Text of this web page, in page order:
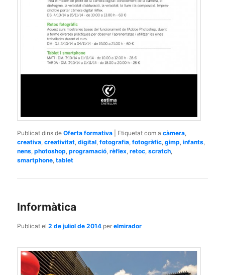
Publicat dins de Oferta formativa Etiquetat com a càmera
creativa ,creativitat ,digital ,fotografia ,fotogràfic ,gimp ,infants
nens ,photoshop ,programació ,rèflex ,retoc ,scratch
smartphone ,tablet
Informàtica
Publicat el2 de juliol de 2014 perelmirador